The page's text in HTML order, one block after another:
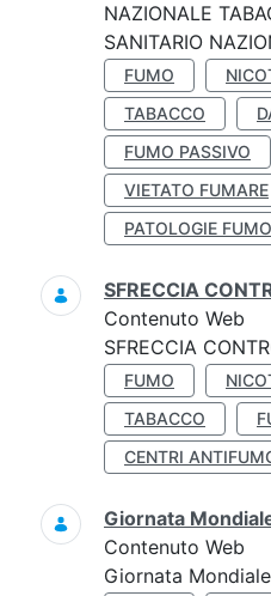
NAZIONALE
SANITARIO
FUMO
TABACCO
FUMO PASSIVO
VIETATO FUMARE
PATOLOGIE
SFRECCIA
Contenuto Web
SFRECCIA
FUMO
TABACCO
CENTRI
Giornata
Contenuto Web
Giornata